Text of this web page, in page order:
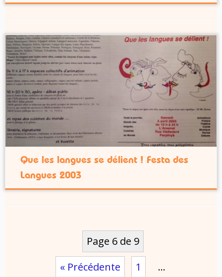
Que les langues se délient ! Festa des
Langues 2003
Page 6 de 9
« Précédente
1
…